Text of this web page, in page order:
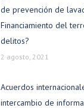
de prevención de
Financiamiento del
delitos?
2 agosto, 2021
Acuerdos
intercambio de